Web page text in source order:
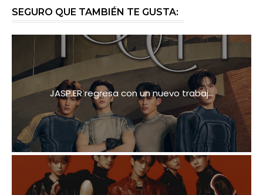
SEGURO QUE TAMBIÉN TE GUSTA:
JASP.ER regresa con un nuevo trabaj...